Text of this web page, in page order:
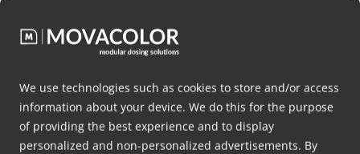
We use technologies such as cookies to store and/or access
information about your device. We do this for the purpose
of providing the best experience and to display
personalized and non-personalized advertisements. By
できるだけ早くご連絡いたします。
名
前